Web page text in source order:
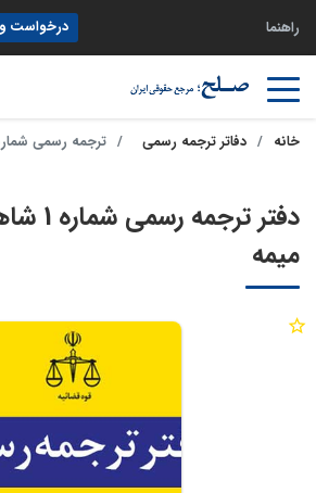
راهنما درخواست
خانه دفاتر ترجمه رسمی ترجمه رسمی شماره 1 شاهین شهر و
دفتر
میمه